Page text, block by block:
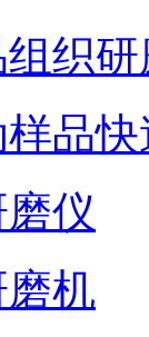
织
品
仪
机